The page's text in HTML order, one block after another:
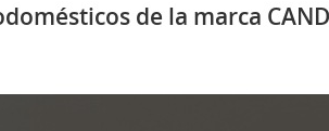
de la marca